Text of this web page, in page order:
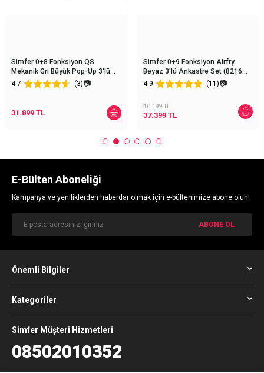
Simfer 0+8 Fonksiyon QS
Mekanik Gri Büyük Pop-Up 3'lü
Ankastre Set (8222 Fırın + 3538
Ocak + 8736 Davlumbaz)
4.7 (3)📷
31.899 TL
Simfer 0+9 Fonksiyon Airfry
Beyaz 3'lü Ankastre Set (8216
Fırın + 3507 Ocak + 8739
Davlumbaz)
4.9 (11)📷
40.199TL
37.399TL
E-Bülten Aboneliği
Kampanya ve yeniliklerden haberdar olmak için e-bültenimize abone olun!
ABONE OL
Önemli Bilgiler
Kategoriler
Simfer Müşteri Hizmetleri
08502010352